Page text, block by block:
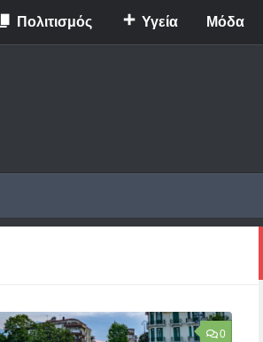
Πολιτισμός Υγεία Μόδα
0